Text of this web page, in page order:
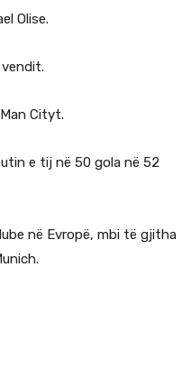
Olise.
Cityt.
e tij në 50 gola në 52
në Evropë, mbi të gjitha